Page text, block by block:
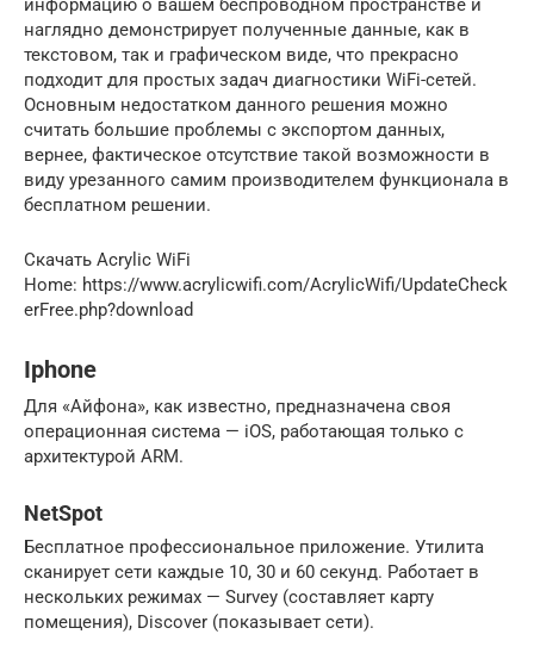
наглядно демонстрирует полученные данные, как в
текстовом, так и графическом виде, что прекрасно
подходит для простых задач диагностики WiFi-сетей.
Основным недостатком данного решения можно
считать большие проблемы с экспортом данных,
вернее, фактическое отсутствие такой возможности в
виду урезанного самим производителем функционала в
бесплатном решении.
Скачать Acrylic WiFi
Home: https://www.acrylicwifi.com/AcrylicWifi/UpdateCheck
erFree.php?download
Iphone
Для «Айфона», как известно, предназначена своя
операционная система — iOS, работающая только с
архитектурой ARM.
NetSpot
Бесплатное профессиональное приложение. Утилита
сканирует сети каждые 10, 30 и 60 секунд. Работает в
нескольких режимах — Survey (составляет карту
помещения), Discover (показывает сети).